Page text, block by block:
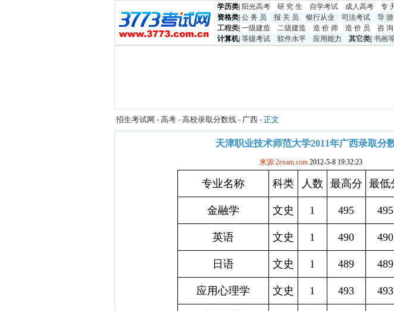
学历类 阳光高考 研 究 生 自学考试 成人高考 专
资格类 公 务 员 报 关 员 银行从业 司法考试 导
工程类 一级建造 二级建造 造 价 师 造 价 员 咨
计算机| 等级考试 软件水平 应用能力 其它类 书画
招生考试网 - 高考 - 高校录取分数线 - 广西 - 正文
天津职业技术师范大学2011年广西录取分
来源:2exam.com 2012-5-8 19:32:23
专业名称 科类 人数 最高分 最低
金融学 文史 1 495 495
英语 文史 1 490 490
日语 文史 1 489 489
应用心理学 文史 1 493 493